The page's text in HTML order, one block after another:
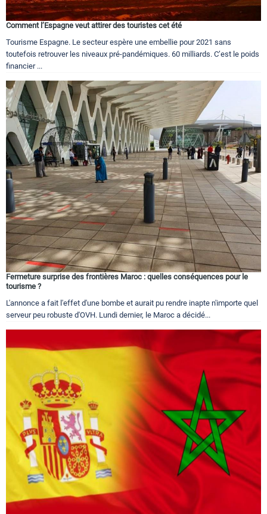
Comment l’Espagne veut attirer des touristes cet été
Tourisme Espagne. Le secteur espère une embellie pour 2021 sans
toutefois retrouver les niveaux pré-pandémiques. 60 milliards. C’est le poids
financier ...
Fermeture surprise des frontières Maroc : quelles conséquences pour le
tourisme ?
L'annonce a fait l'effet d'une bombe et aurait pu rendre inapte n'importe quel
serveur peu robuste d'OVH. Lundi dernier, le Maroc a décidé...